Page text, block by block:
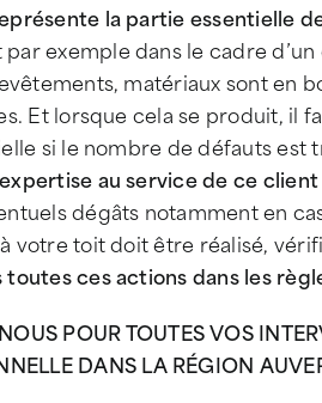
la partie essentielle
exemple dans le cadre
matériaux sont en
Et lorsque cela se produit, il
si le nombre de défauts est
au service de ce client
dégâts notamment en
votre toit doit être réalisé,
toutes ces actions dans les
POUR TOUTES VOS
DANS LA RÉGION